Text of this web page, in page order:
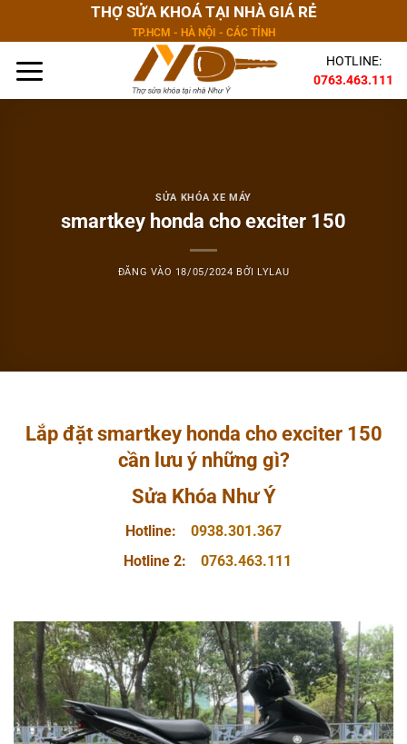
dung
THỢ SỬA KHOÁ TẠI NHÀ GIÁ RẺ
TP.HCM - HÀ NỘI - CÁC TỈNH
HOTLINE:
0763.463.111
SỬA KHÓA XE MÁY
smartkey honda cho exciter 150
ĐĂNG VÀO 18/05/2024 BỞI LYLAU
Lắp đặt smartkey honda cho exciter 150
cần lưu ý những gì?
Sửa Khóa Như Ý
Hotline:
0938.301.367
Hotline 2:
0763.463.111